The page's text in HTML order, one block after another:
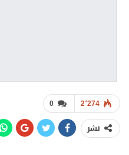
0 2٬274
نشر